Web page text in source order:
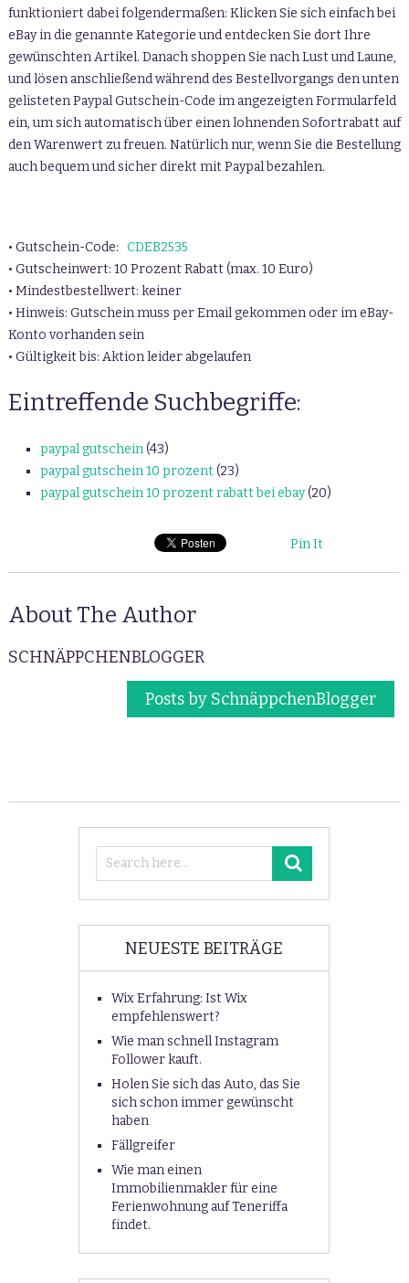
funktioniert dabei folgendermaßen: Klicken Sie sich einfach bei
eBay in die genannte Kategorie und entdecken Sie dort Ihre
gewünschten Artikel. Danach shoppen Sie nach Lust und Laune,
und lösen anschließend während des Bestellvorgangs den unten
gelisteten Paypal Gutschein-Code im angezeigten Formularfeld
ein, um sich automatisch über einen lohnenden Sofortrabatt auf
den Warenwert zu freuen. Natürlich nur, wenn Sie die Bestellung
auch bequem und sicher direkt mit Paypal bezahlen.
• Gutschein-Code: CDEB2535
• Gutscheinwert: 10 Prozent Rabatt (max. 10 Euro)
• Mindestbestellwert: keiner
• Hinweis: Gutschein muss per Email gekommen oder im eBay-
Konto vorhanden sein
• Gültigkeit bis: Aktion leider abgelaufen
Eintreffende Suchbegriffe:
paypal gutschein(43)
paypal gutschein 10 prozent(23)
paypal gutschein 10 prozent rabatt bei ebay(20)
Pin It
About The Author
SCHNÄPPCHENBLOGGER
Posts by SchnäppchenBlogger
NEUESTE BEITRÄGE
Wix Erfahrung: Ist Wix
empfehlenswert?
Wie man schnell Instagram
Follower kauft.
Holen Sie sich das Auto, das Sie
sich schon immer gewünscht
haben
Fällgreifer
Wie man einen
Immobilienmakler für eine
Ferienwohnung auf Teneriffa
findet.